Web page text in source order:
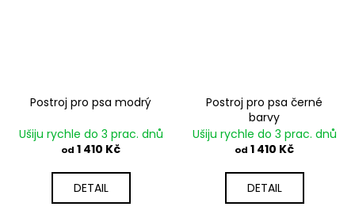
Postroj pro psa modrý
Ušiju rychle do 3 prac. dnů
od 1 410 Kč
DETAIL
Postroj pro psa černé
barvy
Ušiju rychle do 3 prac. dnů
od 1 410 Kč
DETAIL